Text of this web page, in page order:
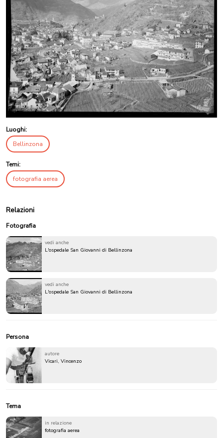
Luoghi:
Bellinzona
Temi:
fotografia aerea
Relazioni
Fotografia
vedi anche
L'ospedale San Giovanni di Bellinzona
vedi anche
L'ospedale San Giovanni di Bellinzona
Persona
autore
Vicari, Vincenzo
Tema
in relazione
fotografia aerea